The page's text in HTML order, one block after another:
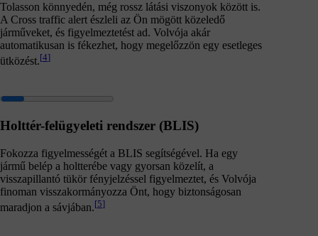
Tolasson könnyedén, még rossz látási viszonyok között is.
A Cross traffic alert észleli az Ön mögött közeledő
járműveket, és figyelmeztetést ad. Volvója akár
automatikusan is fékezhet, hogy megelőzzön egy esetleges
ütközést.[4]
Holttér-felügyeleti rendszer (BLIS)
Fokozza figyelmességét a BLIS segítségével. Ha egy
jármű belép a holtterébe vagy gyorsan közelít, a
visszapillantó tükör fényjelzéssel figyelmeztet, és Volvója
finoman visszakormányozza Önt, hogy biztonságosan
maradjon a sávjában.[5]